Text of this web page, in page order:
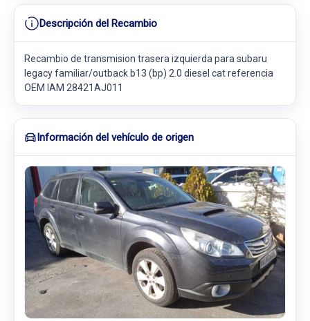
Descripción del Recambio
Recambio de transmision trasera izquierda para subaru
legacy familiar/outback b13 (bp) 2.0 diesel cat referencia
OEM IAM 28421AJ011
Información del vehículo de origen